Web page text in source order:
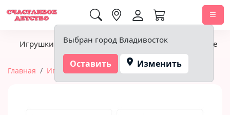
Выбран город Владивосток
Оставить Изменить
Игрушки Детское питание Подгузники, гигиена
Главная Игрушки Мягкие игрушки Собачка, 20 см